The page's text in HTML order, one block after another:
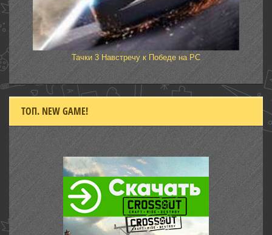
Тачки 3 Навстречу к Победе на PC
ТОП. NEW GAME!